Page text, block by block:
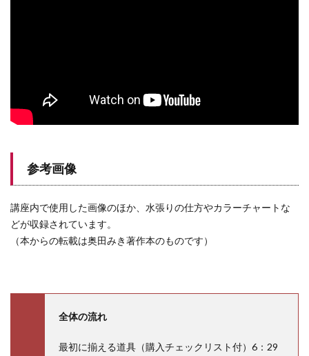
参考画像
講座内で使用した画像のほか、水張りの仕方やカラーチャートな
どが収録されています。
（本からの転載は奥田みき著作本のものです）
全体の流れ
最初に揃える道具（購入チェックリスト付）6：29